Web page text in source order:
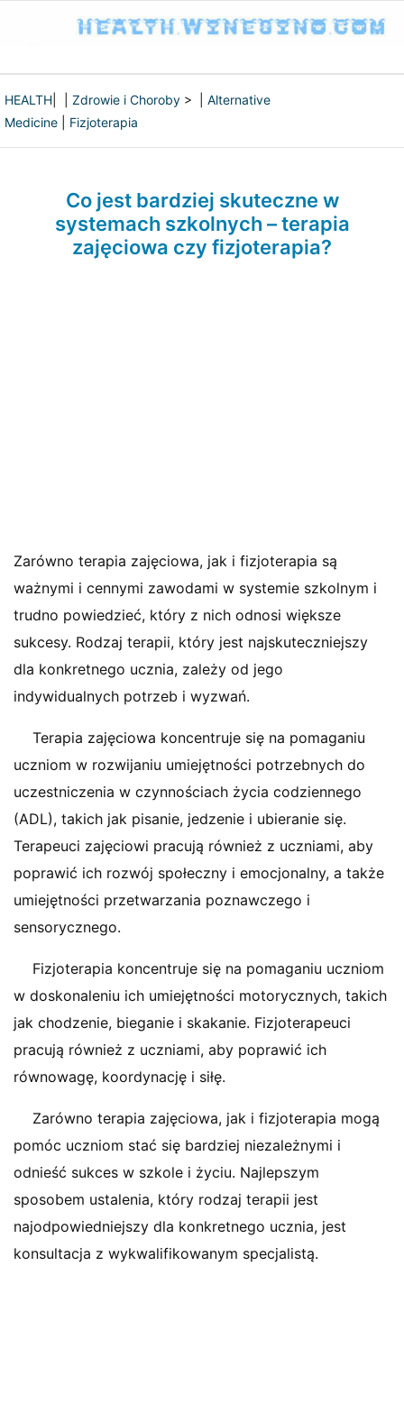
HEALTH Zdrowie i Choroby > | Alternative
Medicine
Fizjoterapia
Co jest bardziej skuteczne w
systemach szkolnych – terapia
zajęciowa czy fizjoterapia?
Zarówno terapia zajęciowa, jak i fizjoterapia są
ważnymi i cennymi zawodami w systemie szkolnym i
trudno powiedzieć, który z nich odnosi większe
sukcesy. Rodzaj terapii, który jest najskuteczniejszy
dla konkretnego ucznia, zależy od jego
indywidualnych potrzeb i wyzwań.
Terapia zajęciowa koncentruje się na pomaganiu
uczniom w rozwijaniu umiejętności potrzebnych do
uczestniczenia w czynnościach życia codziennego
(ADL), takich jak pisanie, jedzenie i ubieranie się.
Terapeuci zajęciowi pracują również z uczniami, aby
poprawić ich rozwój społeczny i emocjonalny, a także
umiejętności przetwarzania poznawczego i
sensorycznego.
Fizjoterapia koncentruje się na pomaganiu uczniom
w doskonaleniu ich umiejętności motorycznych, takich
jak chodzenie, bieganie i skakanie. Fizjoterapeuci
pracują również z uczniami, aby poprawić ich
równowagę, koordynację i siłę.
Zarówno terapia zajęciowa, jak i fizjoterapia mogą
pomóc uczniom stać się bardziej niezależnymi i
odnieść sukces w szkole i życiu. Najlepszym
sposobem ustalenia, który rodzaj terapii jest
najodpowiedniejszy dla konkretnego ucznia, jest
konsultacja z wykwalifikowanym specjalistą.